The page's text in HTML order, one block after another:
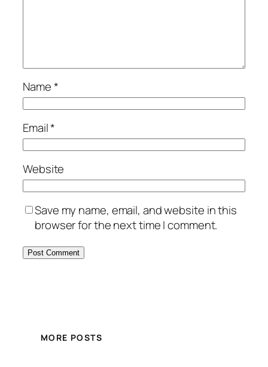
Name*
Email*
Website
Save my name, email, and website in this
browser for the next time I comment.
MORE POSTS